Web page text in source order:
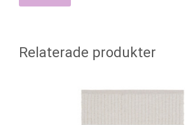
Relaterade produkter